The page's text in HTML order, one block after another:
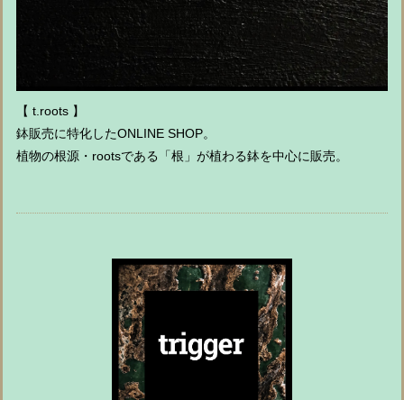
【 t.roots 】
鉢販売に特化したONLINE SHOP。
植物の根源・rootsである「根」が植わる鉢を中心に販売。